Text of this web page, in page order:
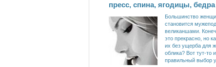
пресс, спина, ягодицы, бедра
Большинство
становится
великаншами.
это прекрасно, но
их без ущерба для
облика? Вот тут-то
правильный выбор